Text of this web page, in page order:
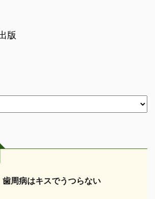
版
歯周病はキスでうつらない